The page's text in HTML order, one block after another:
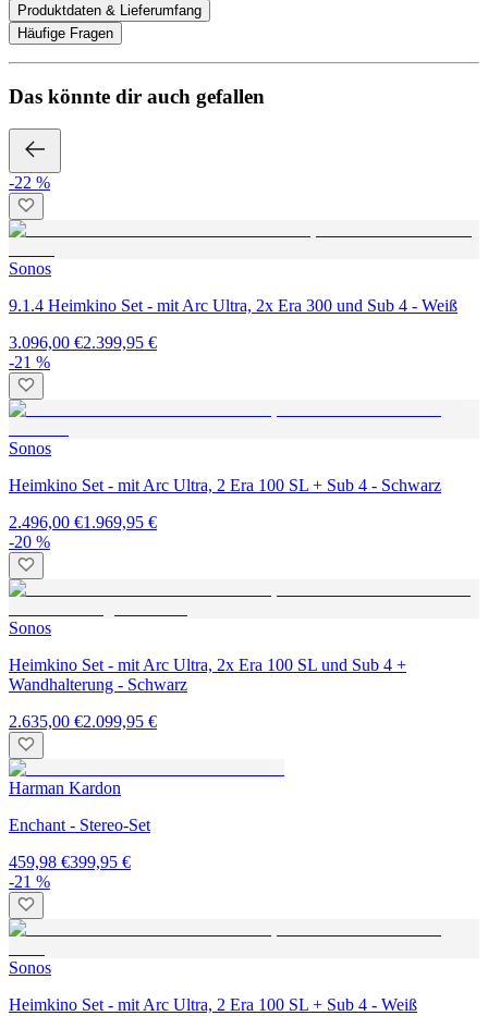
Produktdaten & Lieferumfang
Häufige Fragen
Das könnte dir auch gefallen
-22 %
Sonos
9.1.4 Heimkino Set - mit Arc Ultra, 2x Era 300 und Sub 4 - Weiß
3.096,00 €2.399,95 €
-21 %
Sonos
Heimkino Set - mit Arc Ultra, 2 Era 100 SL + Sub 4 - Schwarz
2.496,00 €1.969,95 €
-20 %
Sonos
Heimkino Set - mit Arc Ultra, 2x Era 100 SL und Sub 4 +
Wandhalterung - Schwarz
2.635,00 €2.099,95 €
Harman Kardon
Enchant - Stereo-Set
459,98 €399,95 €
-21 %
Sonos
Heimkino Set - mit Arc Ultra, 2 Era 100 SL + Sub 4 - Weiß